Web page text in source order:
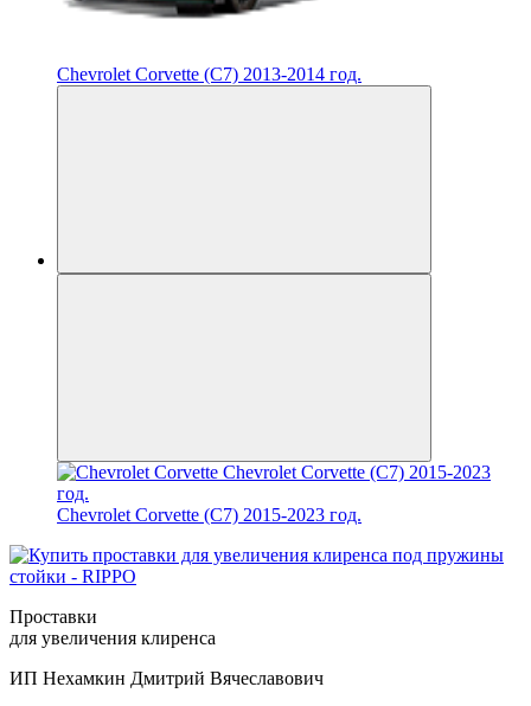
Chevrolet Corvette (C7) 2013-2014 год.
Chevrolet Corvette (C7) 2015-2023 год.
Проставки
для увеличения клиренса
ИП Нехамкин Дмитрий Вячеславович